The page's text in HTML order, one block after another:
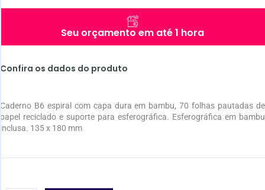
Seu orçamento em até 1 hora
Confira os dados do produto
Caderno B6 espiral com capa dura em bambu, 70 folhas pautadas de
papel reciclado e suporte para esferográfica. Esferográfica em bambu
inclusa. 135 x 180 mm